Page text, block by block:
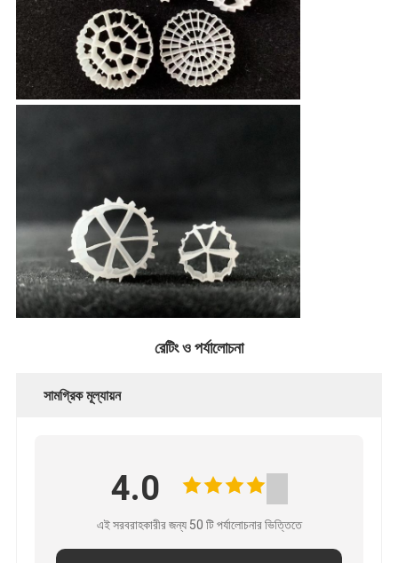
রেটিং ও পর্যালোচনা
সামগ্রিক মূল্যায়ন
4.0
এই সরবরাহকারীর জন্য 50 টি পর্যালোচনার ভিত্তিতে